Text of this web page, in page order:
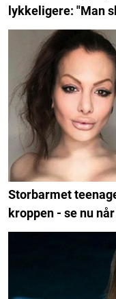
lykkeligere: "Man
Storbarmet
kroppen - se nu